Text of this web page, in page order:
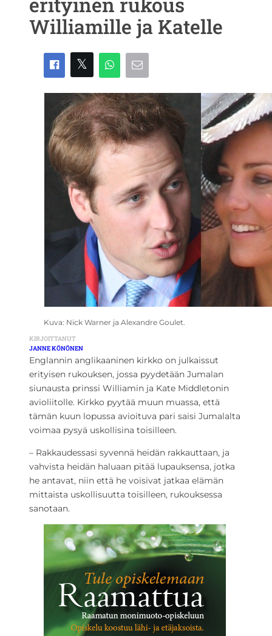
Williamille ja Katelle
Kuva: Nick Warner ja Alexandre Goulet.
KIRJOITTANUT
JANNE KÖNÖNEN
Englannin anglikaaninen kirkko on julkaissut
erityisen rukouksen, jossa pyydetään Jumalan
siunausta prinssi Williamin ja Kate Middletonin
avioliitolle. Kirkko pyytää muun muassa, että
tämän kuun lopussa avioituva pari saisi Jumalalta
voimaa pysyä uskollisina toisilleen.
– Rakkaudessasi syvennä heidän rakkauttaan, ja
vahvista heidän haluaan pitää lupauksensa, jotka
he antavat, niin että he voisivat jatkaa elämän
mittaista uskollisuutta toisilleen, rukouksessa
sanotaan.